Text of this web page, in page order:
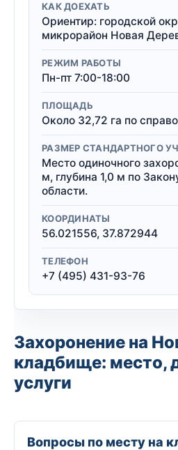
КАК ДОЕХАТЬ
Ориентир: городской
микрорайон Новая
РЕЖИМ РАБОТЫ
Пн-пт 7:00-18:00
ПЛОЩАДЬ
Около 32,72 га по
РАЗМЕР СТАНДАРТНОГО
Место одиночного
м, глубина 1,0 м по
области.
КООРДИНАТЫ
56.021556, 37.872944
ТЕЛЕФОН
+7 (495) 431-93-76
Захоронение на
кладбище: место,
услуги
Вопросы по месту на